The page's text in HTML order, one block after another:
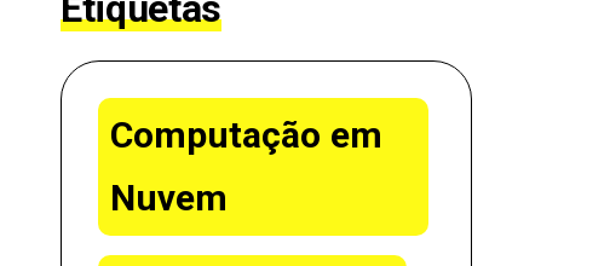
Computação em
Nuvem